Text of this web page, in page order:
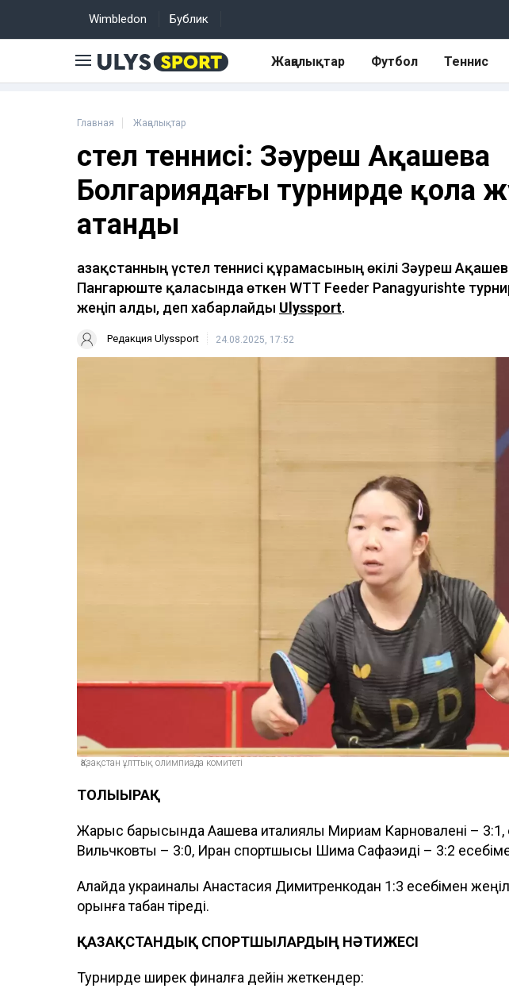
Wimbledon Бублик
Жаңалықтар Футбол Теннис
Главная Жаңалықтар
Үстел теннисі: Зәуреш Ақашева
Болгариядағы турнирде қола
атанды
Қазақстанның үстел теннисі құрамасының өкілі Зәуреш
Пангарюште қаласында өткен WTT Feeder Panagyurishte
жеңіп алды, деп хабарлайды Ulyssport.
Редакция Ulyssport 24.08.2025, 17:52
Қазақстан ұлттық олимпиада комитеті
ТОЛЫҒЫРАҚ
Жарыс барысында Ақашева италиялық Мириам Карновалені –
Вильчковты – 3:0, Иран спортшысы Шима Сафаэиді – 3:2
Алайда украиналық Анастасия Димитренкодан 1:3 есебімен
орынға табан тіреді.
ҚАЗАҚСТАНДЫҚ СПОРТШЫЛАРДЫҢ НӘТИЖЕСІ
Турнирде ширек финалға дейін жеткендер: